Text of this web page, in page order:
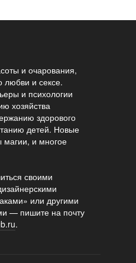
и очарования,
любви и сексе.
и психологии
хозяйства
здорового
детей. Новые
и многое
своими
или другими
— пишите на почту
.